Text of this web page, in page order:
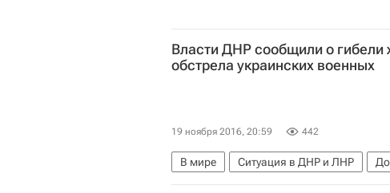
Власти ДНР сообщили о гибели
обстрела украинских военных
19 ноября 2016, 20:59 442
В мире Ситуация в ДНР и ЛНР